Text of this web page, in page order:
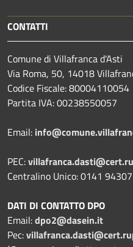
CONTATTI
Comune di Villafranca d'Asti
Via Roma, 50, 14018
Codice Fiscale: 80004110054
Partita IVA: 00238550057
Email:
PEC:
Centralino Unico: 0141
DATI DI CONTATTO DPO
Email:dpo2@dasein.it
Pec: